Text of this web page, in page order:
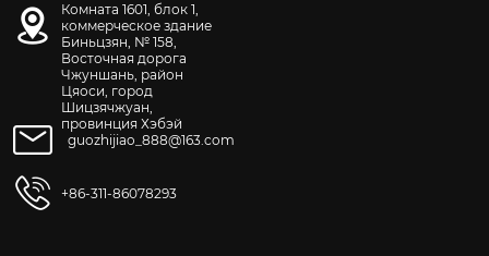
Комната 1601, блок 1,
коммерческое здание
Биньцзян, № 158,
Восточная дорога
Чжуншань, район
Цяоси, город
Шицзячжуан,
провинция Хэбэй
guozhijiao_888@163.com
+86-311-86078293